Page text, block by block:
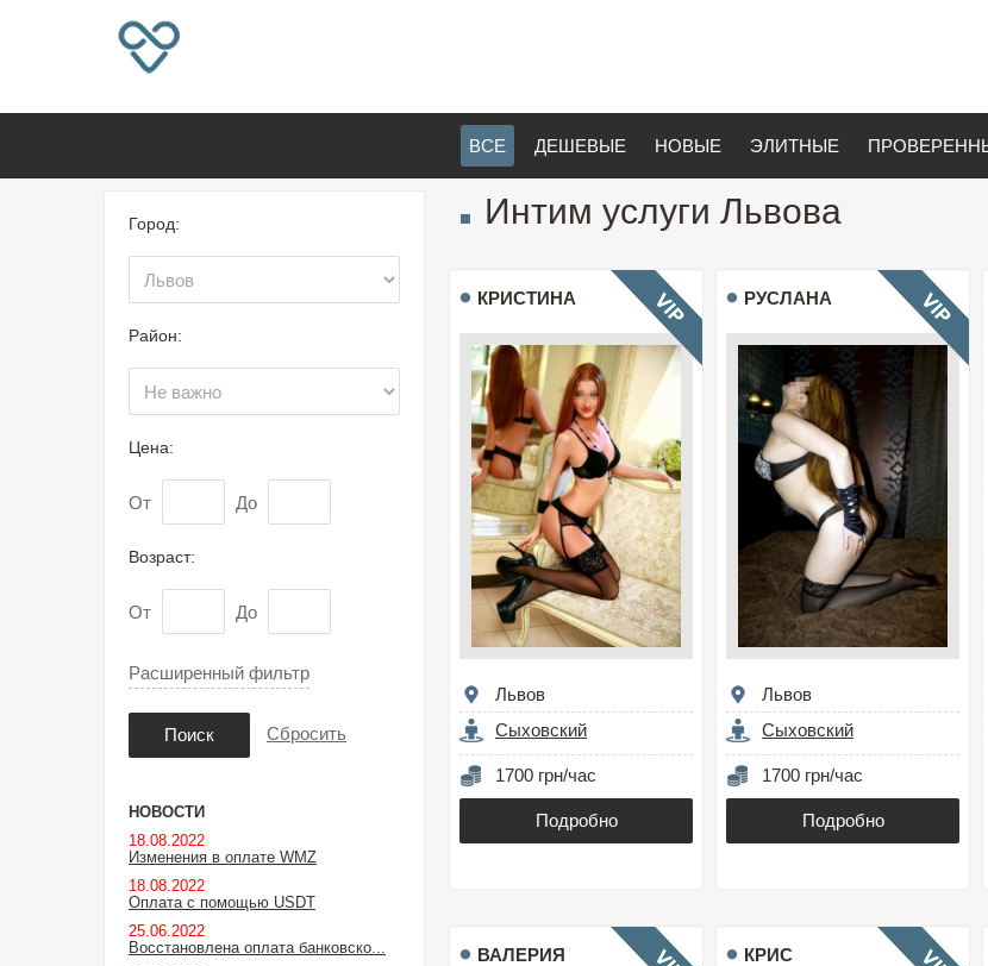
ВСЕ ДЕШЕВЫЕ НОВЫЕ ЭЛИТНЫЕ
Интим услуги Львова
КРИСТИНА
Львов
Сыховский
1700 грн/час
Подробно
РУСЛАНА
Львов
Сыховский
1700 грн/час
Подробно
ВАЛЕРИЯ КРИС
Город:
Район:
Цена:
От До
Возраст:
От До
Расширенный фильтр
Поиск Сбросить
НОВОСТИ
18.08.2022
Изменения в оплате WMZ
18.08.2022
Оплата с помощью USDT
25.06.2022
Восстановлена оплата банковско...